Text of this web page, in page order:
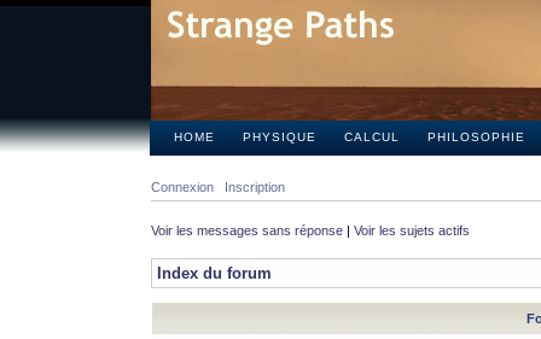
HOME PHYSIQUE CALCUL PHILOSOPHIE
Connexion Inscription
Voir les messages sans réponse | Voir les sujets actifs
Index du forum